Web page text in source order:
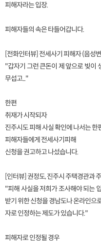
피해자라는 입장.
피해자들의 속은 타들어갑니다.
[전화인터뷰] 전세사기 피해자 (음성
"갑자기 그런 큰돈이 제 앞으로 빚이
무섭고..."
한편
취재가 시작되자
진주시도 피해 사실 확인에 나서는 한
피해자들에게 전세사기피해
신청을 권고하고 나섰습니다.
[인터뷰] 권정도, 진주시 주택경관과
"피해 사실을 저희가 조사해야 되는
받기 위한 신청을 경남도나 온라인으
자로 인정하는 제도가 있습니다."
피해자로 인정될 경우